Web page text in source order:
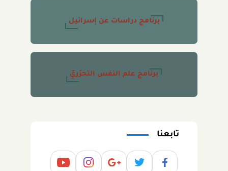
برنامج دراسات عن إسرائيل
برنامج علم النفس التحرّريّ
تابعنا